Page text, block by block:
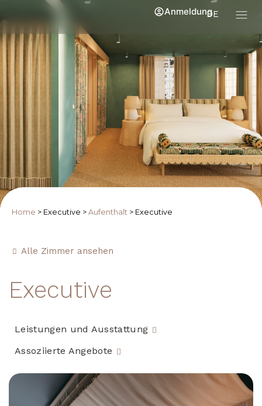
DE
Anmeldung
Home > Executive > Aufenthalt > Executive
Alle Zimmer ansehen
Executive
Leistungen und Ausstattung
Assoziierte Angebote